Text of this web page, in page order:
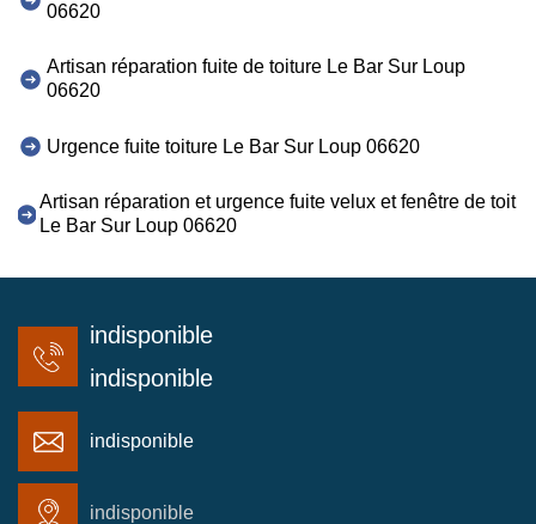
06620
Artisan réparation fuite de toiture Le Bar Sur Loup
06620
Urgence fuite toiture Le Bar Sur Loup 06620
Artisan réparation et urgence fuite velux et fenêtre de toit
Le Bar Sur Loup 06620
indisponible
indisponible
indisponible
indisponible